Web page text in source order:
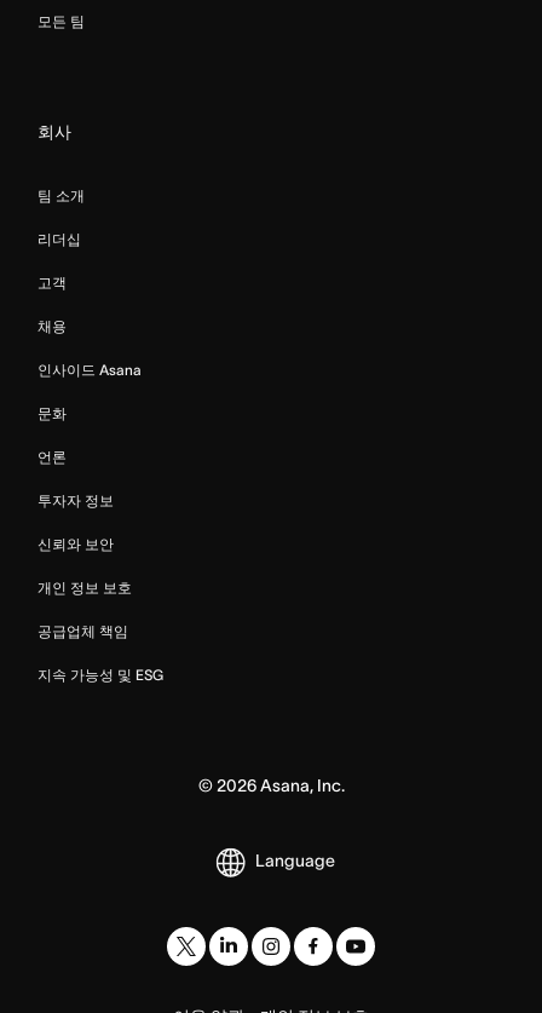
모든 팀
회사
팀 소개
리더십
고객
채용
인사이드 Asana
문화
언론
투자자 정보
신뢰와 보안
개인 정보 보호
공급업체 책임
지속 가능성 및 ESG
© 2026Asana, Inc.
Language